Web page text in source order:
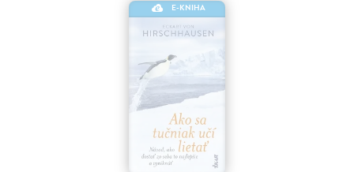
E-KNIHA